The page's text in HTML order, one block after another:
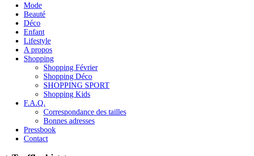
Mode
Beauté
Déco
Enfant
Lifestyle
A propos
Shopping
Shopping Février
Shopping Déco
SHOPPING SPORT
Shopping Kids
F.A.Q.
Correspondance des tailles
Bonnes adresses
Pressbook
Contact